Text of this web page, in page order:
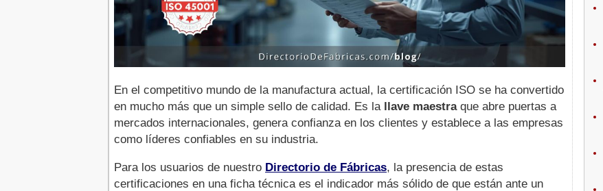
En el competitivo mundo de la manufactura actual, la certificación ISO se ha convertido
en mucho más que un simple sello de calidad. Es la llave maestraque abre puertas a
mercados internacionales, genera confianza en los clientes y establece a las empresas
como líderes confiables en su industria.
Para los usuarios de nuestro Directorio de Fábricas, la presencia de estas
certificaciones en una ficha técnica es el indicador más sólido de que están ante un